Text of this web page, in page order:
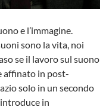
e l’immagine.
sono la vita, noi
se il lavoro sul suono
affinato in post-
solo in un secondo
in